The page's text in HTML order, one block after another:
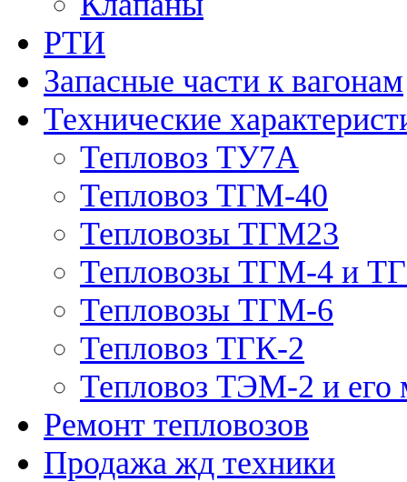
РТИ
Запасные части к вагонам
Технические
Тепловоз ТУ7А
Тепловоз ТГМ-40
Тепловозы ТГМ23
Тепловозы ТГМ-4 и
Тепловозы ТГМ-6
Тепловоз ТГК-2
Тепловоз ТЭМ-2 и его
Ремонт тепловозов
Продажа жд техники